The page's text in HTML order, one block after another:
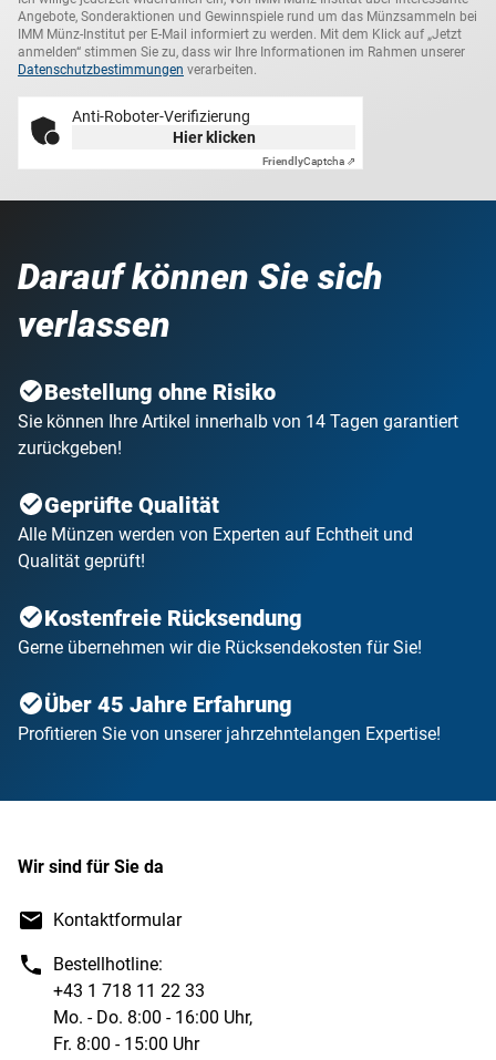
Angebote, Sonderaktionen und Gewinnspiele rund um das Münzsammeln bei
IMM Münz-Institut per E-Mail informiert zu werden. Mit dem Klick auf „Jetzt
anmelden“ stimmen Sie zu, dass wir Ihre Informationen im Rahmen unserer
Datenschutzbestimmungen verarbeiten.
Anti-Roboter-Verifizierung
Hier klicken
FriendlyCaptcha ⇗
Darauf können Sie sich
verlassen
Bestellung ohne Risiko
Sie können Ihre Artikel innerhalb von 14 Tagen garantiert
zurückgeben!
Geprüfte Qualität
Alle Münzen werden von Experten auf Echtheit und
Qualität geprüft!
Kostenfreie Rücksendung
Gerne übernehmen wir die Rücksendekosten für Sie!
Über 45 Jahre Erfahrung
Profitieren Sie von unserer jahrzehntelangen Expertise!
Wir sind für Sie da
Kontaktformular
Bestellhotline:
+43 1 718 11 22 33
Mo. - Do. 8:00 - 16:00 Uhr,
Fr. 8:00 - 15:00 Uhr